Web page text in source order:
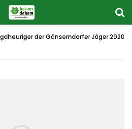
der Gänserndorfer Jäger 2020